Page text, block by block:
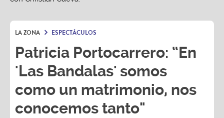
LA ZONA ESPECTÁCULOS
Patricia Portocarrero: “En
'Las Bandalas' somos
como un matrimonio, nos
conocemos tanto"